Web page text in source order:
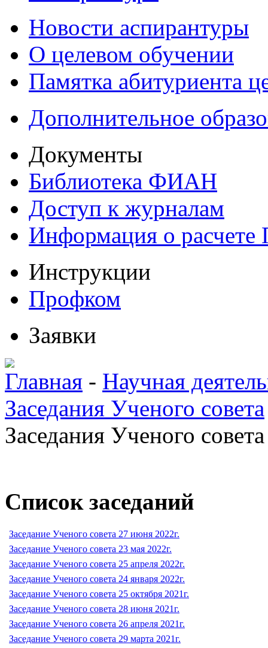
Новости аспирантуры
О целевом обучении
Памятка абитуриента
Дополнительное
Документы
Библиотека ФИАН
Доступ к журналам
Информация о
Инструкции
Профком
Заявки
Главная - Научная
Заседания Ученого совета
Заседания Ученого
Список заседаний
Заседание Ученого совета 27 июня 2022г.
Заседание Ученого совета 23 мая 2022г.
Заседание Ученого совета 25 апреля 2022г.
Заседание Ученого совета 24 января 2022г.
Заседание Ученого совета 25 октября 2021г.
Заседание Ученого совета 28 июня 2021г.
Заседание Ученого совета 26 апреля 2021г.
Заседание Ученого совета 29 марта 2021г.